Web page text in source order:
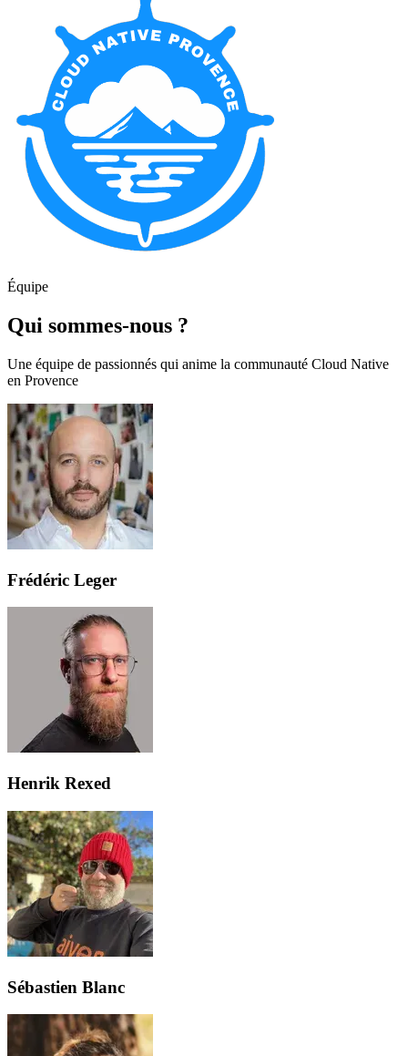
Équipe
Qui sommes-nous ?
Une équipe de passionnés qui anime la communauté Cloud Native
en Provence
Frédéric Leger
Henrik Rexed
Sébastien Blanc